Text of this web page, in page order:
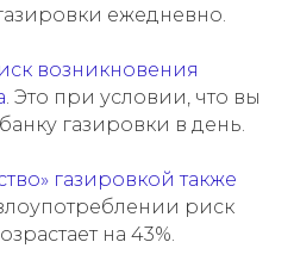
ежедневно.
возникновения
. Это при условии, что вы
газировки в день.
газировкой также
риск
на 43%.